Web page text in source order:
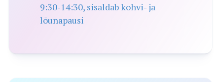
9:30-14:30, sisaldab kohvi- ja
lõunapausi